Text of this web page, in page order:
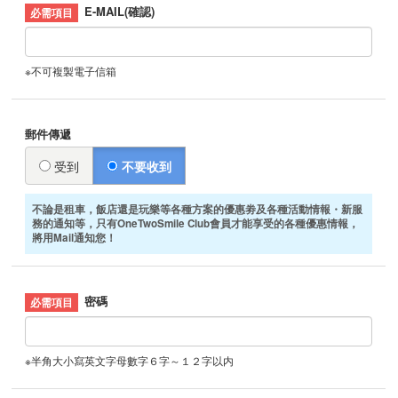
E-MAIL(確認)
※不可複製電子信箱
郵件傳遞
受到 不要收到
不論是租車，飯店還是玩樂等各種方案的優惠劵及各種活動情報・新服
務的通知等，只有OneTwoSmile Club會員才能享受的各種優惠情報，
將用Mail通知您！
密碼
※半角大小寫英文字母數字６字～１２字以内